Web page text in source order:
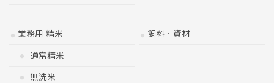
業務用 精米
通常精米
無洗米
飼料・資材